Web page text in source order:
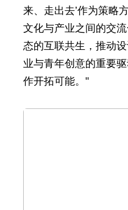
来、走出去’作为策略
文化与产业之间的交
态的互联共生，推动
业与青年创意的重要
作开拓可能。"